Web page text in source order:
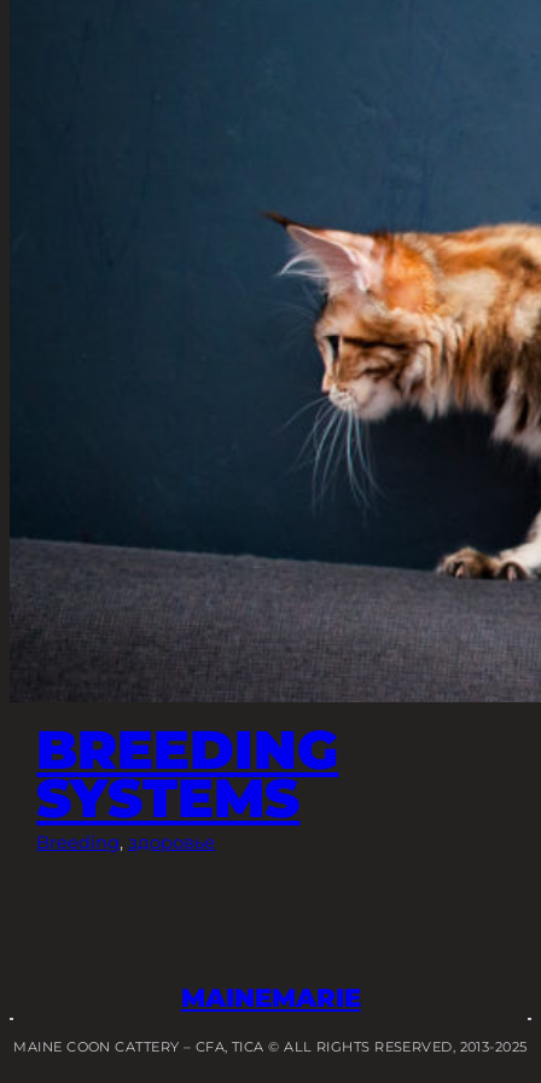
BREEDING
SYSTEMS
Breeding, здоровье
MAINEMARIE
MAINE COON CATTERY – CFA, TICA © ALL RIGHTS RESERVED, 2013-2025